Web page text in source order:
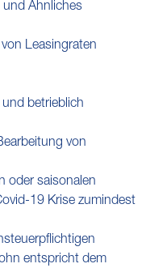
und Ähnliches
Leasingraten
betrieblich
von
oder saisonalen
19 Krise zumindest
entspricht dem